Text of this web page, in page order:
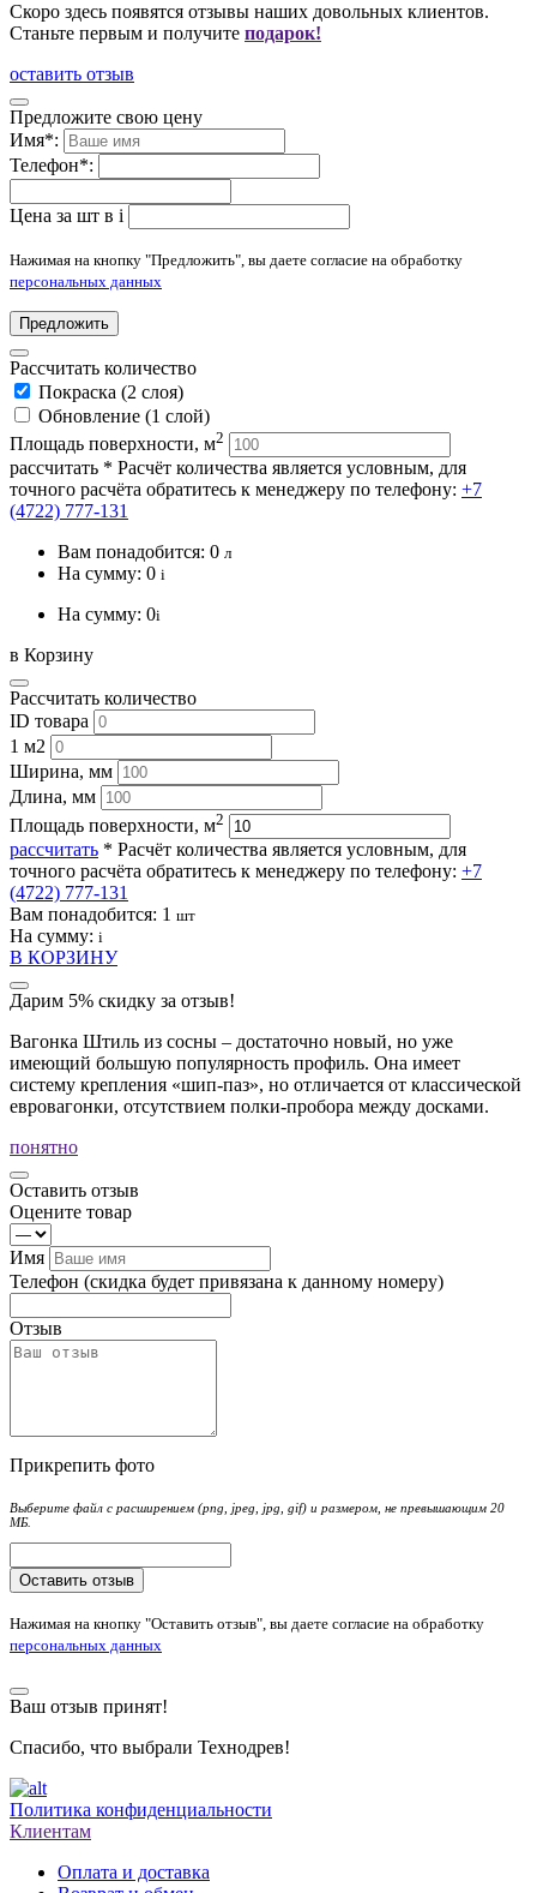
Скоро здесь появятся отзывы наших довольных клиентов.
Станьте первым и получите подарок!
оставить отзыв
Предложите свою цену
Имя*:
Телефон*:
Цена за шт в i
Нажимая на кнопку "Предложить", вы даете согласие на обработку
персональных данных
Предложить
Рассчитать количество
Покраска (2 слоя)
Обновление (1 слой)
Площадь поверхности, м2
рассчитать * Расчёт количества является условным, для
точного расчёта обратитесь к менеджеру по телефону: +7
(4722) 777-131
Вам понадобится: 0 л
На сумму: 0 i
На сумму: 0i
в Корзину
Рассчитать количество
ID товара
1 м2
Ширина, мм
Длина, мм
Площадь поверхности, м2
рассчитать * Расчёт количества является условным, для
точного расчёта обратитесь к менеджеру по телефону: +7
(4722) 777-131
Вам понадобится: 1 шт
На сумму: i
В КОРЗИНУ
Дарим 5% скидку за отзыв!
Вагонка Штиль из сосны – достаточно новый, но уже
имеющий большую популярность профиль. Она имеет
систему крепления «шип-паз», но отличается от классической
евровагонки, отсутствием полки-пробора между досками.
понятно
Оставить отзыв
Оцените товар
Имя
Телефон (скидка будет привязана к данному номеру)
Отзыв
Прикрепить фото
Выберите файл с расширением (png, jpeg, jpg, gif) и размером, не превышающим 20
МБ.
Оставить отзыв
Нажимая на кнопку "Оставить отзыв", вы даете согласие на обработку
персональных данных
Ваш отзыв принят!
Спасибо, что выбрали Технодрев!
Политика конфиденциальности
Клиентам
Оплата и доставка